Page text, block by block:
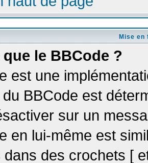
Mise
le BBCode ?
est une
du BBCode est
sur un
en lui-même est
dans des crochets [